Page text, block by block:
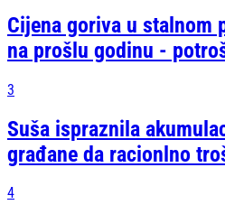
Cijena goriva u stalnom
na prošlu godinu -
3
Suša ispraznila
građane da racionlno
4